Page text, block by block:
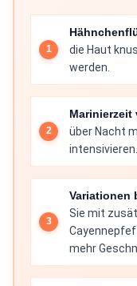
die Haut
werden.
Marinierzeit
über Nacht
intensivieren.
Variationen
Sie mit
mehr